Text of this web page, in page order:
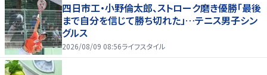
四日市工・小野倫太郎、ストローク磨き優勝「最後
まで自分を信じて勝ち切れた」…テニス男子シン
グルス
2026/08/09 08:56ライフスタイル